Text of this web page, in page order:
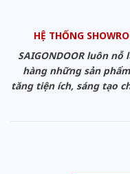
HỆ THỐNG
SAIGONDOOR luôn
hàng những sản
tăng tiện ích, sáng tạo